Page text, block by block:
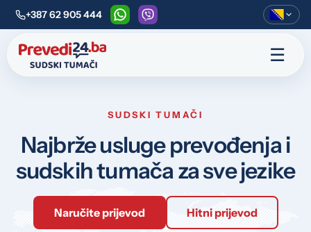
+387 62 905 444
WhatsApp
Viber
☰
SUDSKI TUMAČI
Najbrže usluge prevođenja i
sudskih tumača za sve jezike
Naručite prijevod Hitni prijevod